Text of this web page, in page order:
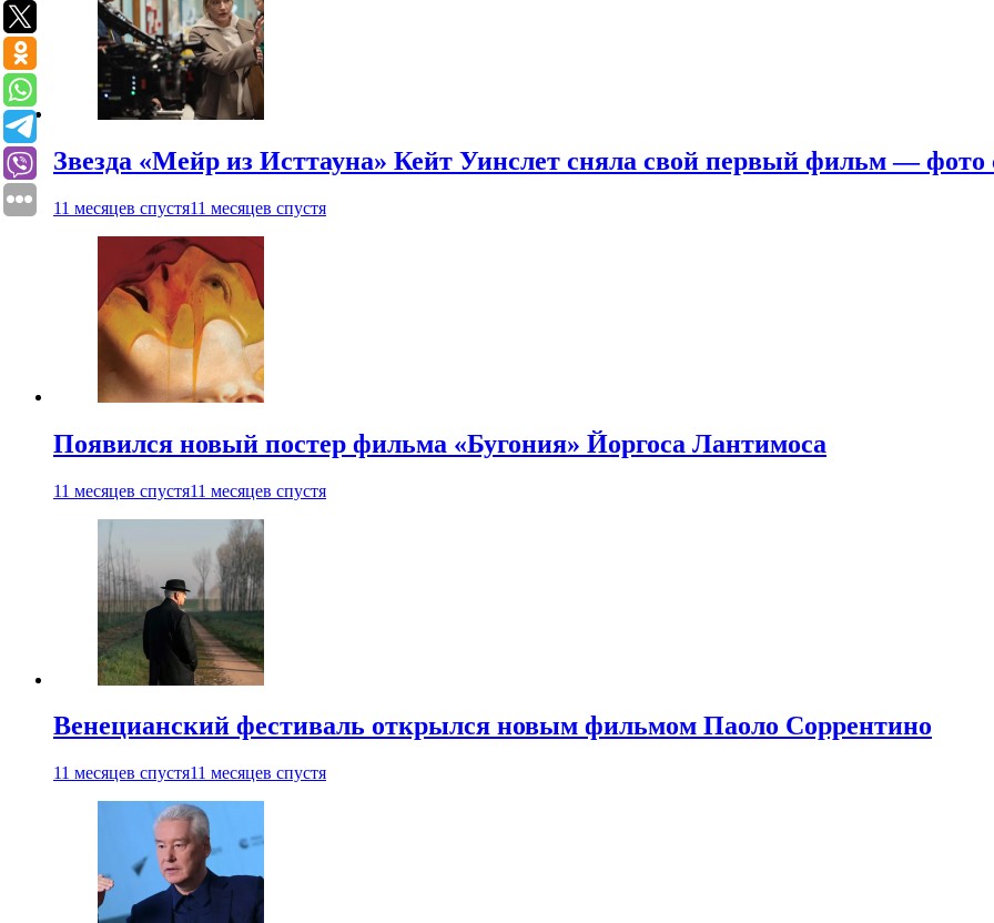
Звезда «Мейр из Исттауна» Кейт Уинслет сняла свой первый фильм — фото
11 месяцев спустя11 месяцев спустя
Появился новый постер фильма «Бугония» Йоргоса Лантимоса
11 месяцев спустя11 месяцев спустя
Венецианский фестиваль открылся новым фильмом Паоло Соррентино
11 месяцев спустя11 месяцев спустя